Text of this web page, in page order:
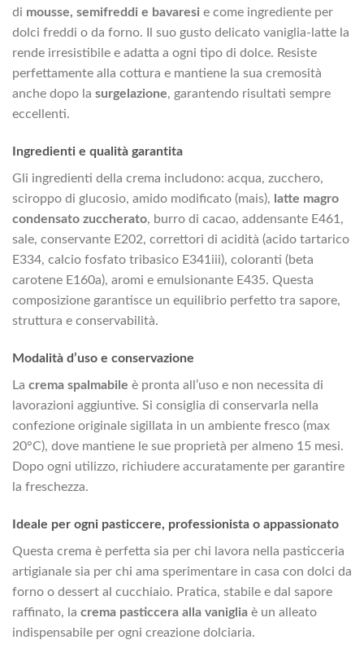
di mousse, semifreddi e bavaresi e come ingrediente per
dolci freddi o da forno. Il suo gusto delicato vaniglia-latte la
rende irresistibile e adatta a ogni tipo di dolce. Resiste
perfettamente alla cottura e mantiene la sua cremosità
anche dopo la surgelazione, garantendo risultati sempre
eccellenti.
Ingredienti e qualità garantita
Gli ingredienti della crema includono: acqua, zucchero,
sciroppo di glucosio, amido modificato (mais), latte magro
condensato zuccherato, burro di cacao, addensante E461,
sale, conservante E202, correttori di acidità (acido tartarico
E334, calcio fosfato tribasico E341iii), coloranti (beta
carotene E160a), aromi e emulsionante E435. Questa
composizione garantisce un equilibrio perfetto tra sapore,
struttura e conservabilità.
Modalità d’uso e conservazione
La crema spalmabile è pronta all’uso e non necessita di
lavorazioni aggiuntive. Si consiglia di conservarla nella
confezione originale sigillata in un ambiente fresco (max
20°C), dove mantiene le sue proprietà per almeno 15 mesi.
Dopo ogni utilizzo, richiudere accuratamente per garantire
la freschezza.
Ideale per ogni pasticcere, professionista o appassionato
Questa crema è perfetta sia per chi lavora nella pasticceria
artigianale sia per chi ama sperimentare in casa con dolci da
forno o dessert al cucchiaio. Pratica, stabile e dal sapore
raffinato, la crema pasticcera alla vaniglia è un alleato
indispensabile per ogni creazione dolciaria.